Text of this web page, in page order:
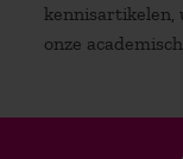
kennisartikelen,
onze